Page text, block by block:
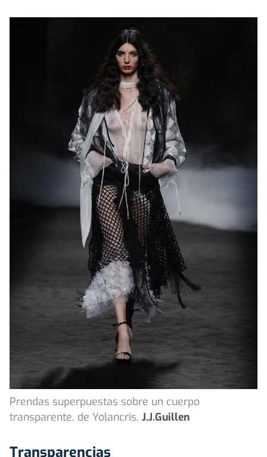
Prendas superpuestas sobre un cuerpo
transparente, de Yolancris. J.J.Guillen
Transparencias